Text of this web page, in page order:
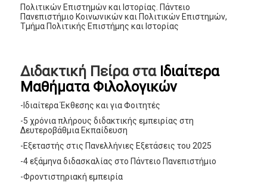
Πολιτικών Επιστημών και Ιστορίας. Πάντειο
Πανεπιστήμιο Κοινωνικών και Πολιτικών Επιστημών,
Τμήμα Πολιτικής Επιστήμης και Ιστορίας
Διδακτική Πείρα στα Ιδιαίτερα
Μαθήματα Φιλολογικών
-Ιδιαίτερα Έκθεσης και για Φοιτητές
-5 χρόνια πλήρους διδακτικής εμπειρίας στη
Δευτεροβάθμια Εκπαίδευση
-Εξεταστής στις Πανελλήνιες Εξετάσεις του 2025
-4 εξάμηνα διδασκαλίας στο Πάντειο Πανεπιστήμιο
-Φροντιστηριακή εμπειρία